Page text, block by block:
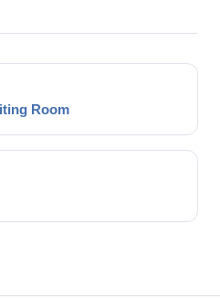
Room